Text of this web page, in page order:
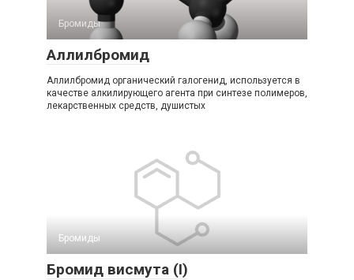
Бромиды‎
Аллилбромид
Аллилбромид органический галогенид, используется в
качестве алкилирующего агента при синтезе полимеров,
лекарственных средств, душистых
Бромиды‎
Бромид висмута (I)